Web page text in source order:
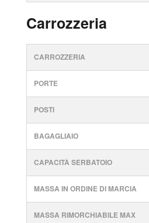
Carrozzeria
CARROZZERIA
PORTE
POSTI
BAGAGLIAIO
CAPACITÀ SERBATOIO
MASSA IN ORDINE DI MARCIA
MASSA RIMORCHIABILE MAX